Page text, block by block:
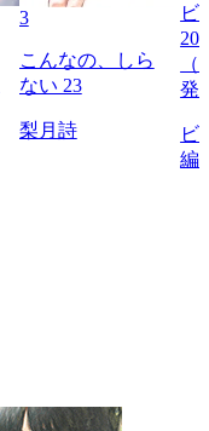
3
こんなの、しら
ない 23
梨月詩
ビ
発
ビ
編